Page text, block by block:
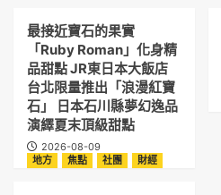
最接近寶石的果實
「Ruby Roman」化身精
品甜點 JR東日本大飯店
台北限量推出「浪漫紅寶
石」 日本石川縣夢幻逸品
演繹夏末頂級甜點
2026-08-09
地方 焦點 社團 財經